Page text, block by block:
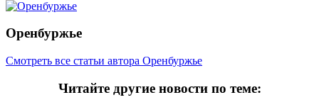
Оренбуржье
Смотреть все статьи автора Оренбуржье
Читайте другие новости по теме: